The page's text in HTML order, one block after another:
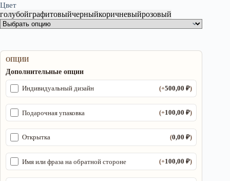
Цвет
голубойграфитовыйчерныйкоричневыйрозовый
ОПЦИИ
Дополнительные опции
Индивидуальный дизайн (+500,00₽)
Подарочная упаковка (+100,00₽)
Открытка (0,00₽)
Имя или фраза на обратной стороне (+100,00₽)